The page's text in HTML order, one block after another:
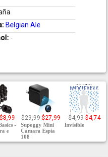
Belgian Ale
-
$8,99
-
e
$29,99 $27,99
Supoggy Mini
Cámara Espía
108
$4,99 $4,74
Invisible